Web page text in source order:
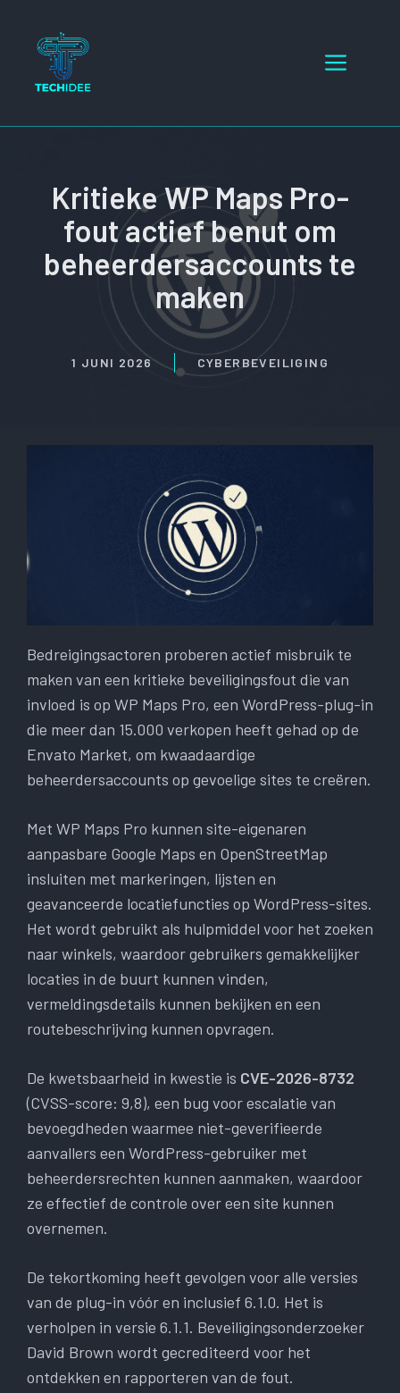
inhoud
Menu
Kritieke WP Maps Pro-
fout actief benut om
beheerdersaccounts te
maken
1 JUNI 2026 CYBERBEVEILIGING
Bedreigingsactoren proberen actief misbruik te
maken van een kritieke beveiligingsfout die van
invloed is op WP Maps Pro, een WordPress-plug-in
die meer dan 15.000 verkopen heeft gehad op de
Envato Market, om kwaadaardige
beheerdersaccounts op gevoelige sites te creëren.
Met WP Maps Pro kunnen site-eigenaren
aanpasbare Google Maps en OpenStreetMap
insluiten met markeringen, lijsten en
geavanceerde locatiefuncties op WordPress-sites.
Het wordt gebruikt als hulpmiddel voor het zoeken
naar winkels, waardoor gebruikers gemakkelijker
locaties in de buurt kunnen vinden,
vermeldingsdetails kunnen bekijken en een
routebeschrijving kunnen opvragen.
De kwetsbaarheid in kwestie is CVE-2026-8732
(CVSS-score: 9,8), een bug voor escalatie van
bevoegdheden waarmee niet-geverifieerde
aanvallers een WordPress-gebruiker met
beheerdersrechten kunnen aanmaken, waardoor
ze effectief de controle over een site kunnen
overnemen.
De tekortkoming heeft gevolgen voor alle versies
van de plug-in vóór en inclusief 6.1.0. Het is
verholpen in versie 6.1.1. Beveiligingsonderzoeker
David Brown wordt gecrediteerd voor het
ontdekken en rapporteren van de fout.